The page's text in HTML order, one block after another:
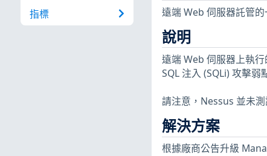
指標 遠端 Web 伺服器託管
說明
遠端 Web 伺服器上執
SQL 注入 (SQLi) 攻擊弱
請注意，Nessus 並未
解決方案
根據廠商公告升級